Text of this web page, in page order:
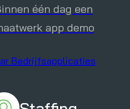
één dag een
app demo
Bedrijfsapplicaties